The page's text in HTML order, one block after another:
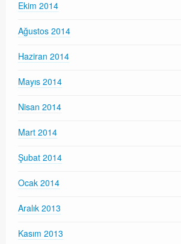
Ekim 2014
Ağustos 2014
Haziran 2014
Mayıs 2014
Nisan 2014
Mart 2014
Şubat 2014
Ocak 2014
Aralık 2013
Kasım 2013